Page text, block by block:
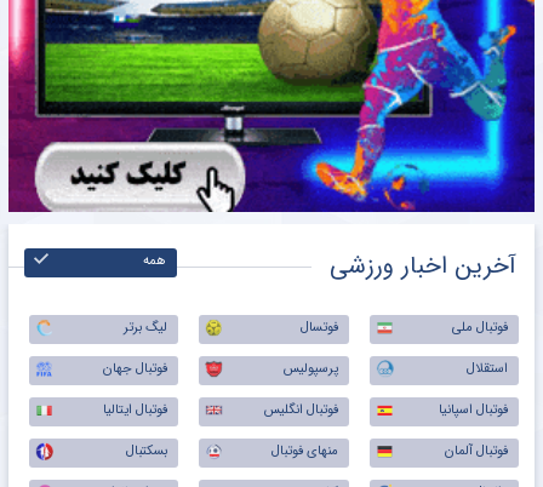
آخرین اخبار ورزشی همه
فوتبال ملی فوتسال
لیگ برتر
استقلال
پرسپولیس
فوتبال جهان
فوتبال اسپانیا
فوتبال انگلیس
فوتبال ایتالیا
فوتبال آلمان
منهای فوتبال
بسکتبال